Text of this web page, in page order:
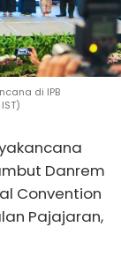
di IPB
Danrem
Convention
Pajajaran,